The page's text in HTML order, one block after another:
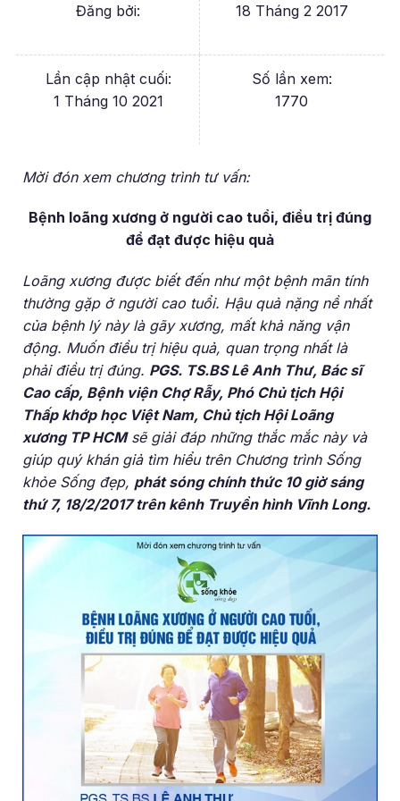
Đăng bởi: 18 Tháng 2 2017
Lần cập nhật cuối:
1 Tháng 10 2021
Số lần xem:
1770
Mời đón xem chương trình tư vấn:
Bệnh loãng xương ở người cao tuổi, điều trị đúng
để đạt được hiệu quả
Loãng xương được biết đến như một bệnh mãn tính
thường gặp ở người cao tuổi. Hậu quả nặng nề nhất
của bệnh lý này là gãy xương, mất khả năng vận
động. Muốn điều trị hiệu quả, quan trọng nhất là
phải điều trị đúng. PGS. TS.BS Lê Anh Thư, Bác sĩ
Cao cấp, Bệnh viện Chợ Rẫy, Phó Chủ tịch Hội
Thấp khớp học Việt Nam, Chủ tịch Hội Loãng
xương TP HCMsẽ giải đáp những thắc mắc này và
giúp quý khán giả tìm hiểu trên Chương trình Sống
khỏe Sống đẹp, phát sóng chính thức 10 giờ sáng
thứ 7, 18/2/2017 trên kênh Truyền hình Vĩnh Long.